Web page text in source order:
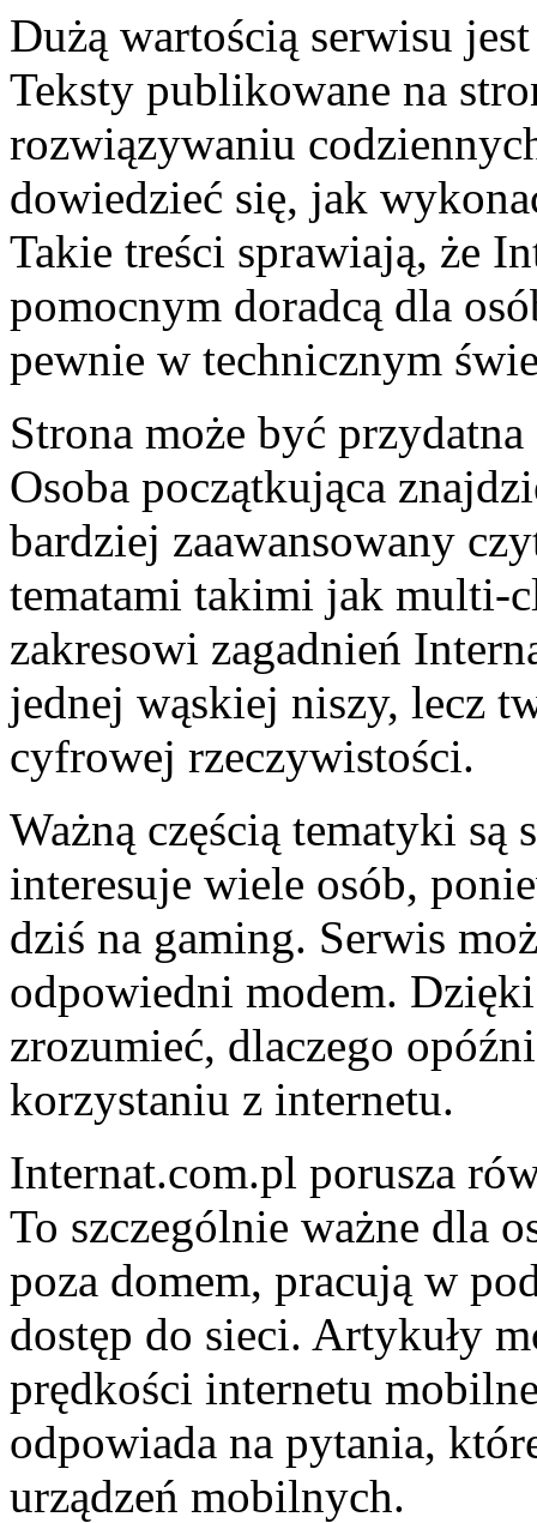
Dużą wartością serwisu
Teksty publikowane na
rozwiązywaniu
dowiedzieć się, jak
Takie treści sprawiają, że
pomocnym doradcą dla
pewnie w technicznym
Strona może być
Osoba początkująca
bardziej zaawansowany
tematami takimi jak multi-
zakresowi zagadnień
jednej wąskiej niszy, lecz
cyfrowej rzeczywistości.
Ważną częścią tematyki
interesuje wiele osób,
dziś na gaming. Serwis
odpowiedni modem.
zrozumieć, dlaczego
korzystaniu z internetu.
Internat.com.pl porusza
To szczególnie ważne dla
poza domem, pracują w
dostęp do sieci. Artykuły
prędkości internetu
odpowiada na pytania,
urządzeń mobilnych.